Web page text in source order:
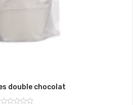
double chocolat